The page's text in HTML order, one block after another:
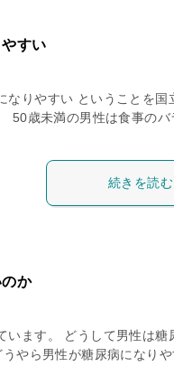
すい
なりやすい ということを国
50歳未満の男性は食事のバ
続きを読む
か
ます。 どうして男性は糖
やら男性が糖尿病になり